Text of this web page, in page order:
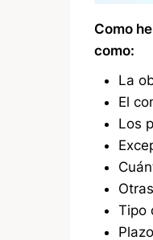
Como
como:
La
El
Los
Tipo